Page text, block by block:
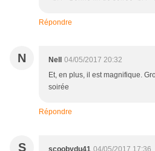
Répondre
N Nell
04/05/2017 20:32
Et, en plus, il est magnifique.
soirée
Répondre
S scoobydu41 04/05/2017 17:36